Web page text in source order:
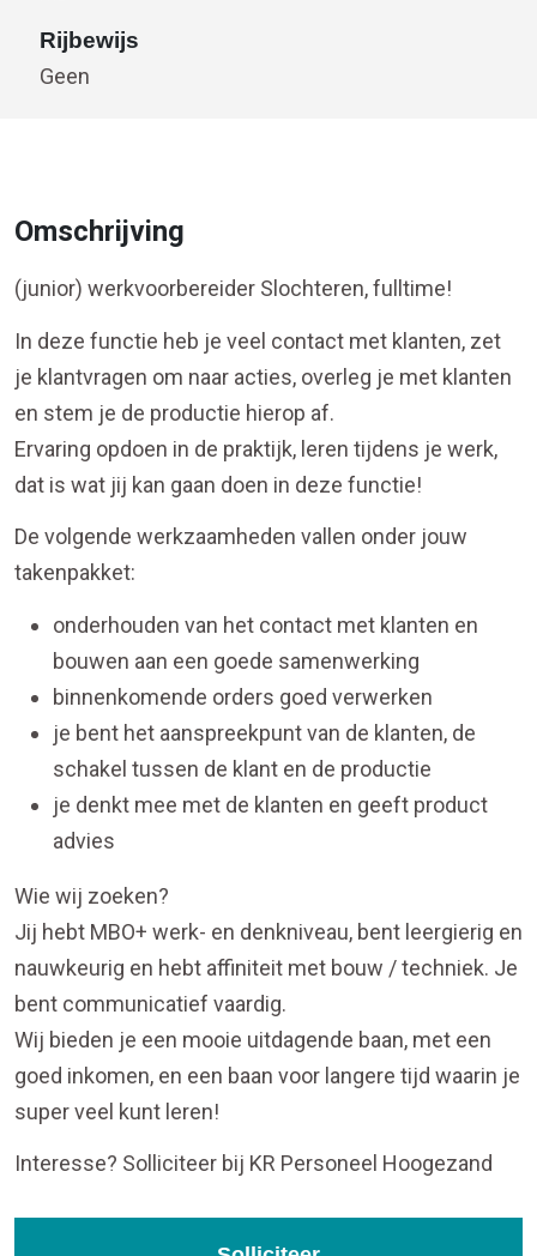
Rijbewijs
Geen
Omschrijving
(junior) werkvoorbereider Slochteren, fulltime!
In deze functie heb je veel contact met klanten, zet
je klantvragen om naar acties, overleg je met klanten
en stem je de productie hierop af.
Ervaring opdoen in de praktijk, leren tijdens je werk,
dat is wat jij kan gaan doen in deze functie!
De volgende werkzaamheden vallen onder jouw
takenpakket:
onderhouden van het contact met klanten en
bouwen aan een goede samenwerking
binnenkomende orders goed verwerken
je bent het aanspreekpunt van de klanten, de
schakel tussen de klant en de productie
je denkt mee met de klanten en geeft product
advies
Wie wij zoeken?
Jij hebt MBO+ werk- en denkniveau, bent leergierig en
nauwkeurig en hebt affiniteit met bouw / techniek. Je
bent communicatief vaardig.
Wij bieden je een mooie uitdagende baan, met een
goed inkomen, en een baan voor langere tijd waarin je
super veel kunt leren!
Interesse? Solliciteer bij KR Personeel Hoogezand